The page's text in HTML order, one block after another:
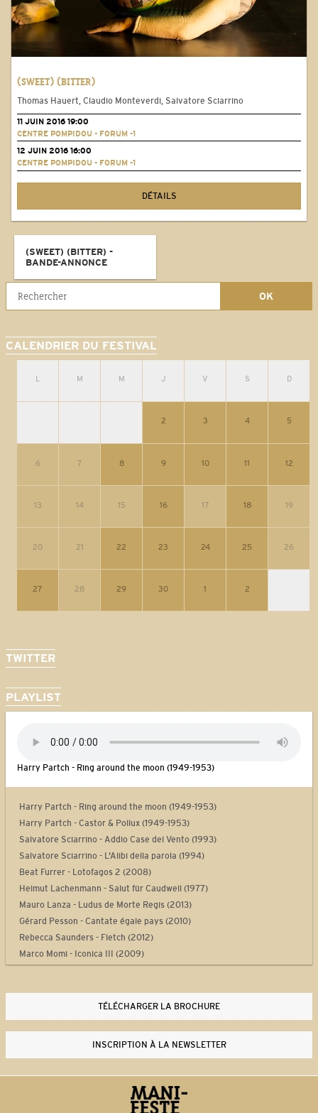
(SWEET) (BITTER)
Thomas Hauert, Claudio Monteverdi, Salvatore Sciarrino
11 JUIN 2016 19:00
CENTRE POMPIDOU - FORUM -1
12 JUIN 2016 16:00
CENTRE POMPIDOU - FORUM -1
DÉTAILS
(SWEET) (BITTER) -
BANDE-ANNONCE
CALENDRIER DU FESTIVAL
L M M J V S D
2 3 4 5
6 7 8 9 10 11 12
13 14 15 16 17 18 19
20 21 22 23 24 25 26
27 28 29 30 1 2
TWITTER
PLAYLIST
Harry Partch - Ring around the moon (1949-1953)
Harry Partch - Ring around the moon (1949-1953)
Harry Partch - Castor & Pollux (1949-1953)
Salvatore Sciarrino - Addio Case del Vento (1993)
Salvatore Sciarrino - L'Alibi della parola (1994)
Beat Furrer - Lotofagos 2 (2008)
Helmut Lachenmann - Salut für Caudwell (1977)
Mauro Lanza - Ludus de Morte Regis (2013)
Gérard Pesson - Cantate égale pays (2010)
Rebecca Saunders - Fletch (2012)
Marco Momi - Iconica III (2009)
Yan Maresz - Tutti (2013)
Philippe Leroux - Quid sit musicus? (2013-2014)
TÉLÉCHARGER LA BROCHURE
INSCRIPTION À LA NEWSLETTER